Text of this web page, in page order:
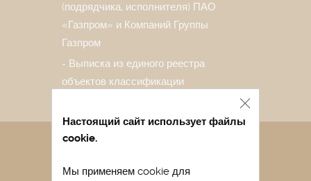
(подрядчика, исполнителя) ПАО
«Газпром» и Компаний Группы
Газпром
Выписка из единого реестра
объектов классификации
Лечение в санатории Евпатории
Настоящий сайт использует файлы
cookie.
Мы применяем cookie для